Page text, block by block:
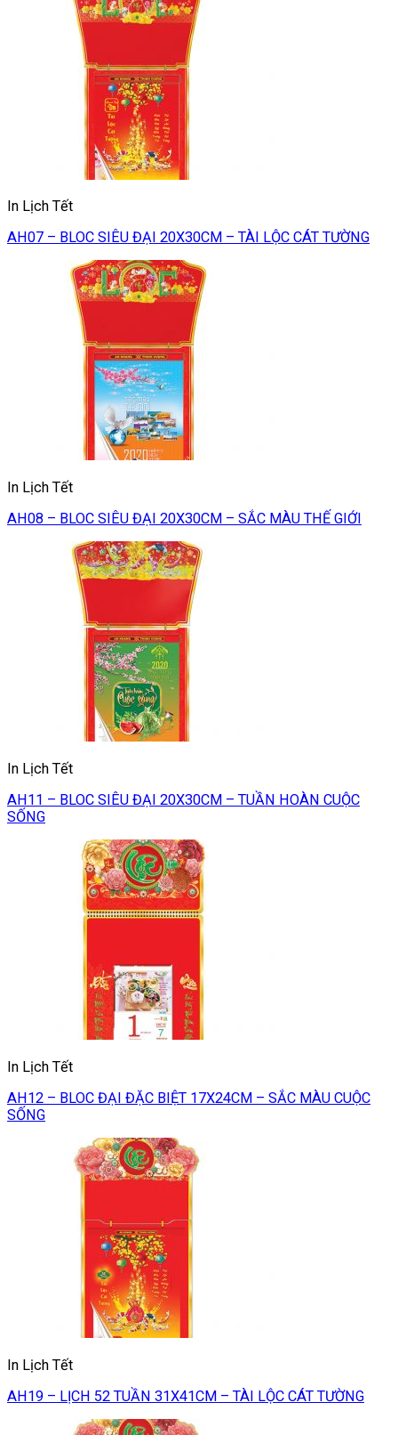
In Lịch Tết
AH07 – BLOC SIÊU ĐẠI 20X30CM – TÀI LỘC CÁT TƯỜNG
In Lịch Tết
AH08 – BLOC SIÊU ĐẠI 20X30CM – SẮC MÀU THẾ GIỚI
In Lịch Tết
AH11 – BLOC SIÊU ĐẠI 20X30CM – TUẦN HOÀN CUỘC
SỐNG
In Lịch Tết
AH12 – BLOC ĐẠI ĐẶC BIỆT 17X24CM – SẮC MÀU CUỘC
SỐNG
In Lịch Tết
AH19 – LỊCH 52 TUẦN 31X41CM – TÀI LỘC CÁT TƯỜNG